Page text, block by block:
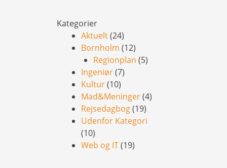
Kategorier
Aktuelt(24)
Bornholm (12)
Regionplan (5)
Ingeniør(7)
Kultur(10)
Mad&Meninger(4)
Rejsedagbog(19)
Udenfor Kategori
(10)
Web og IT(19)